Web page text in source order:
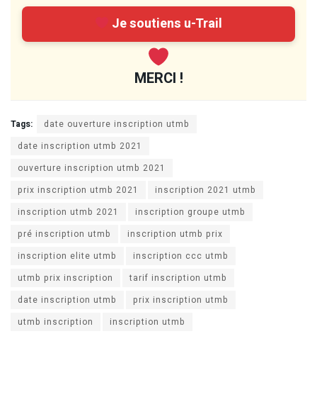
Je soutiens u-Trail
MERCI !
Tags:
date ouverture inscription utmb
date inscription utmb 2021
ouverture inscription utmb 2021
prix inscription utmb 2021
inscription 2021 utmb
inscription utmb 2021
inscription groupe utmb
pré inscription utmb
inscription utmb prix
inscription elite utmb
inscription ccc utmb
utmb prix inscription
tarif inscription utmb
date inscription utmb
prix inscription utmb
utmb inscription
inscription utmb